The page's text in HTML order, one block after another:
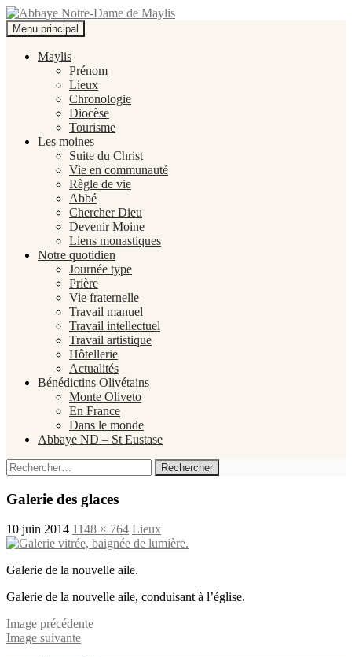
Abbaye Notre-Dame de Maylis
Recherche
Menu principal
au
Maylis
Prénom
Lieux
Chronologie
Diocèse
Tourisme
Les moines
Suite du Christ
Vie en communauté
Règle de vie
Abbé
Chercher Dieu
Devenir Moine
Liens monastiques
Notre quotidien
Journée type
Prière
Vie fraternelle
Travail manuel
Travail intellectuel
Travail artistique
Hôtellerie
Actualités
Bénédictins Olivétains
Monte Oliveto
En France
Dans le monde
Abbaye ND – St Eustase
Rechercher :
Galerie des glaces
10 juin 2014 1148 × 764 Lieux
Galerie de la nouvelle aile.
Galerie de la nouvelle aile, conduisant à l’église.
Image précédente
Image suivante